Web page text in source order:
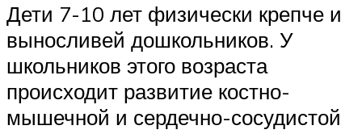
Дети 7-10 лет физически крепче и
выносливей дошкольников. У
школьников этого возраста
происходит развитие костно-
мышечной и сердечно-сосудистой